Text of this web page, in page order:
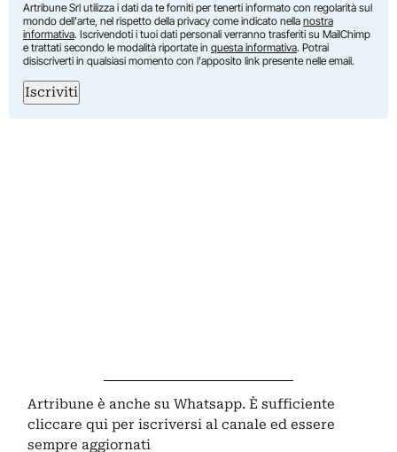
Artribune Srl utilizza i dati da te forniti per tenerti informato con regolarità sul
mondo dell'arte, nel rispetto della privacy come indicato nella nostra
informativa. Iscrivendoti i tuoi dati personali verranno trasferiti su MailChimp
e trattati secondo le modalità riportate in questa informativa. Potrai
disiscriverti in qualsiasi momento con l'apposito link presente nelle email.
Iscriviti
Artribune è anche su Whatsapp. È sufficiente
cliccare qui per iscriversi al canale ed essere
sempre aggiornati